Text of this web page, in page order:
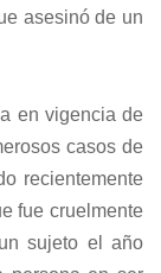
asesinó de un
en vigencia de
casos de
recientemente
fue cruelmente
sujeto el año